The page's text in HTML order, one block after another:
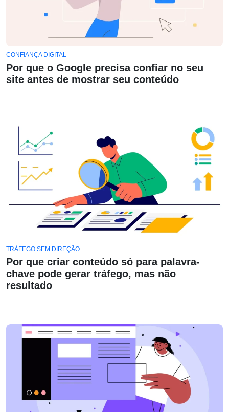
CONFIANÇA DIGITAL
Por que o Google precisa confiar no seu
site antes de mostrar seu conteúdo
TRÁFEGO SEM DIREÇÃO
Por que criar conteúdo só para palavra-
chave pode gerar tráfego, mas não
resultado